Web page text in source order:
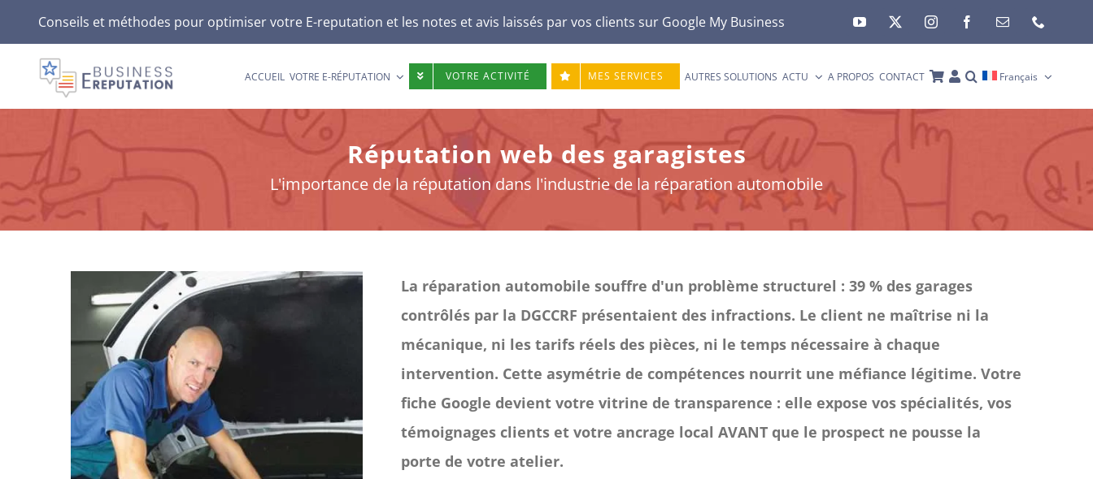
Passer
au
contenu
Conseils et méthodes pour optimiser votre E-reputation et les notes et avis laissés par vos clients sur Google My Business
ACCUEIL VOTRE E-RÉPUTATION VOTRE ACTIVITÉ MES SERVICES AUTRES SOLUTIONS ACTU A PROPOS CONTACT Français
Réputation web des garagistes
L'importance de la réputation dans l'industrie de la réparation automobile
La réparation automobile souffre d'un problème structurel : 39 % des garages
contrôlés par la DGCCRF présentaient des infractions. Le client ne maîtrise ni la
mécanique, ni les tarifs réels des pièces, ni le temps nécessaire à chaque
intervention. Cette asymétrie de compétences nourrit une méfiance légitime. Votre
fiche Google devient votre vitrine de transparence : elle expose vos spécialités, vos
témoignages clients et votre ancrage local AVANT que le prospect ne pousse la
porte de votre atelier.